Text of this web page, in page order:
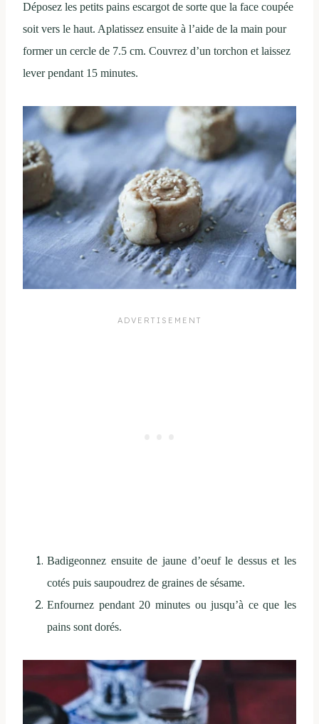
Déposez les petits pains escargot de sorte que la face coupée
soit vers le haut. Aplatissez ensuite à l’aide de la main pour
former un cercle de 7.5 cm. Couvrez d’un torchon et laissez
lever pendant 15 minutes.
Badigeonnez ensuite de jaune d’oeuf le dessus et les
cotés puis saupoudrez de graines de sésame.
Enfournez pendant 20 minutes ou jusqu’à ce que les
pains sont dorés.